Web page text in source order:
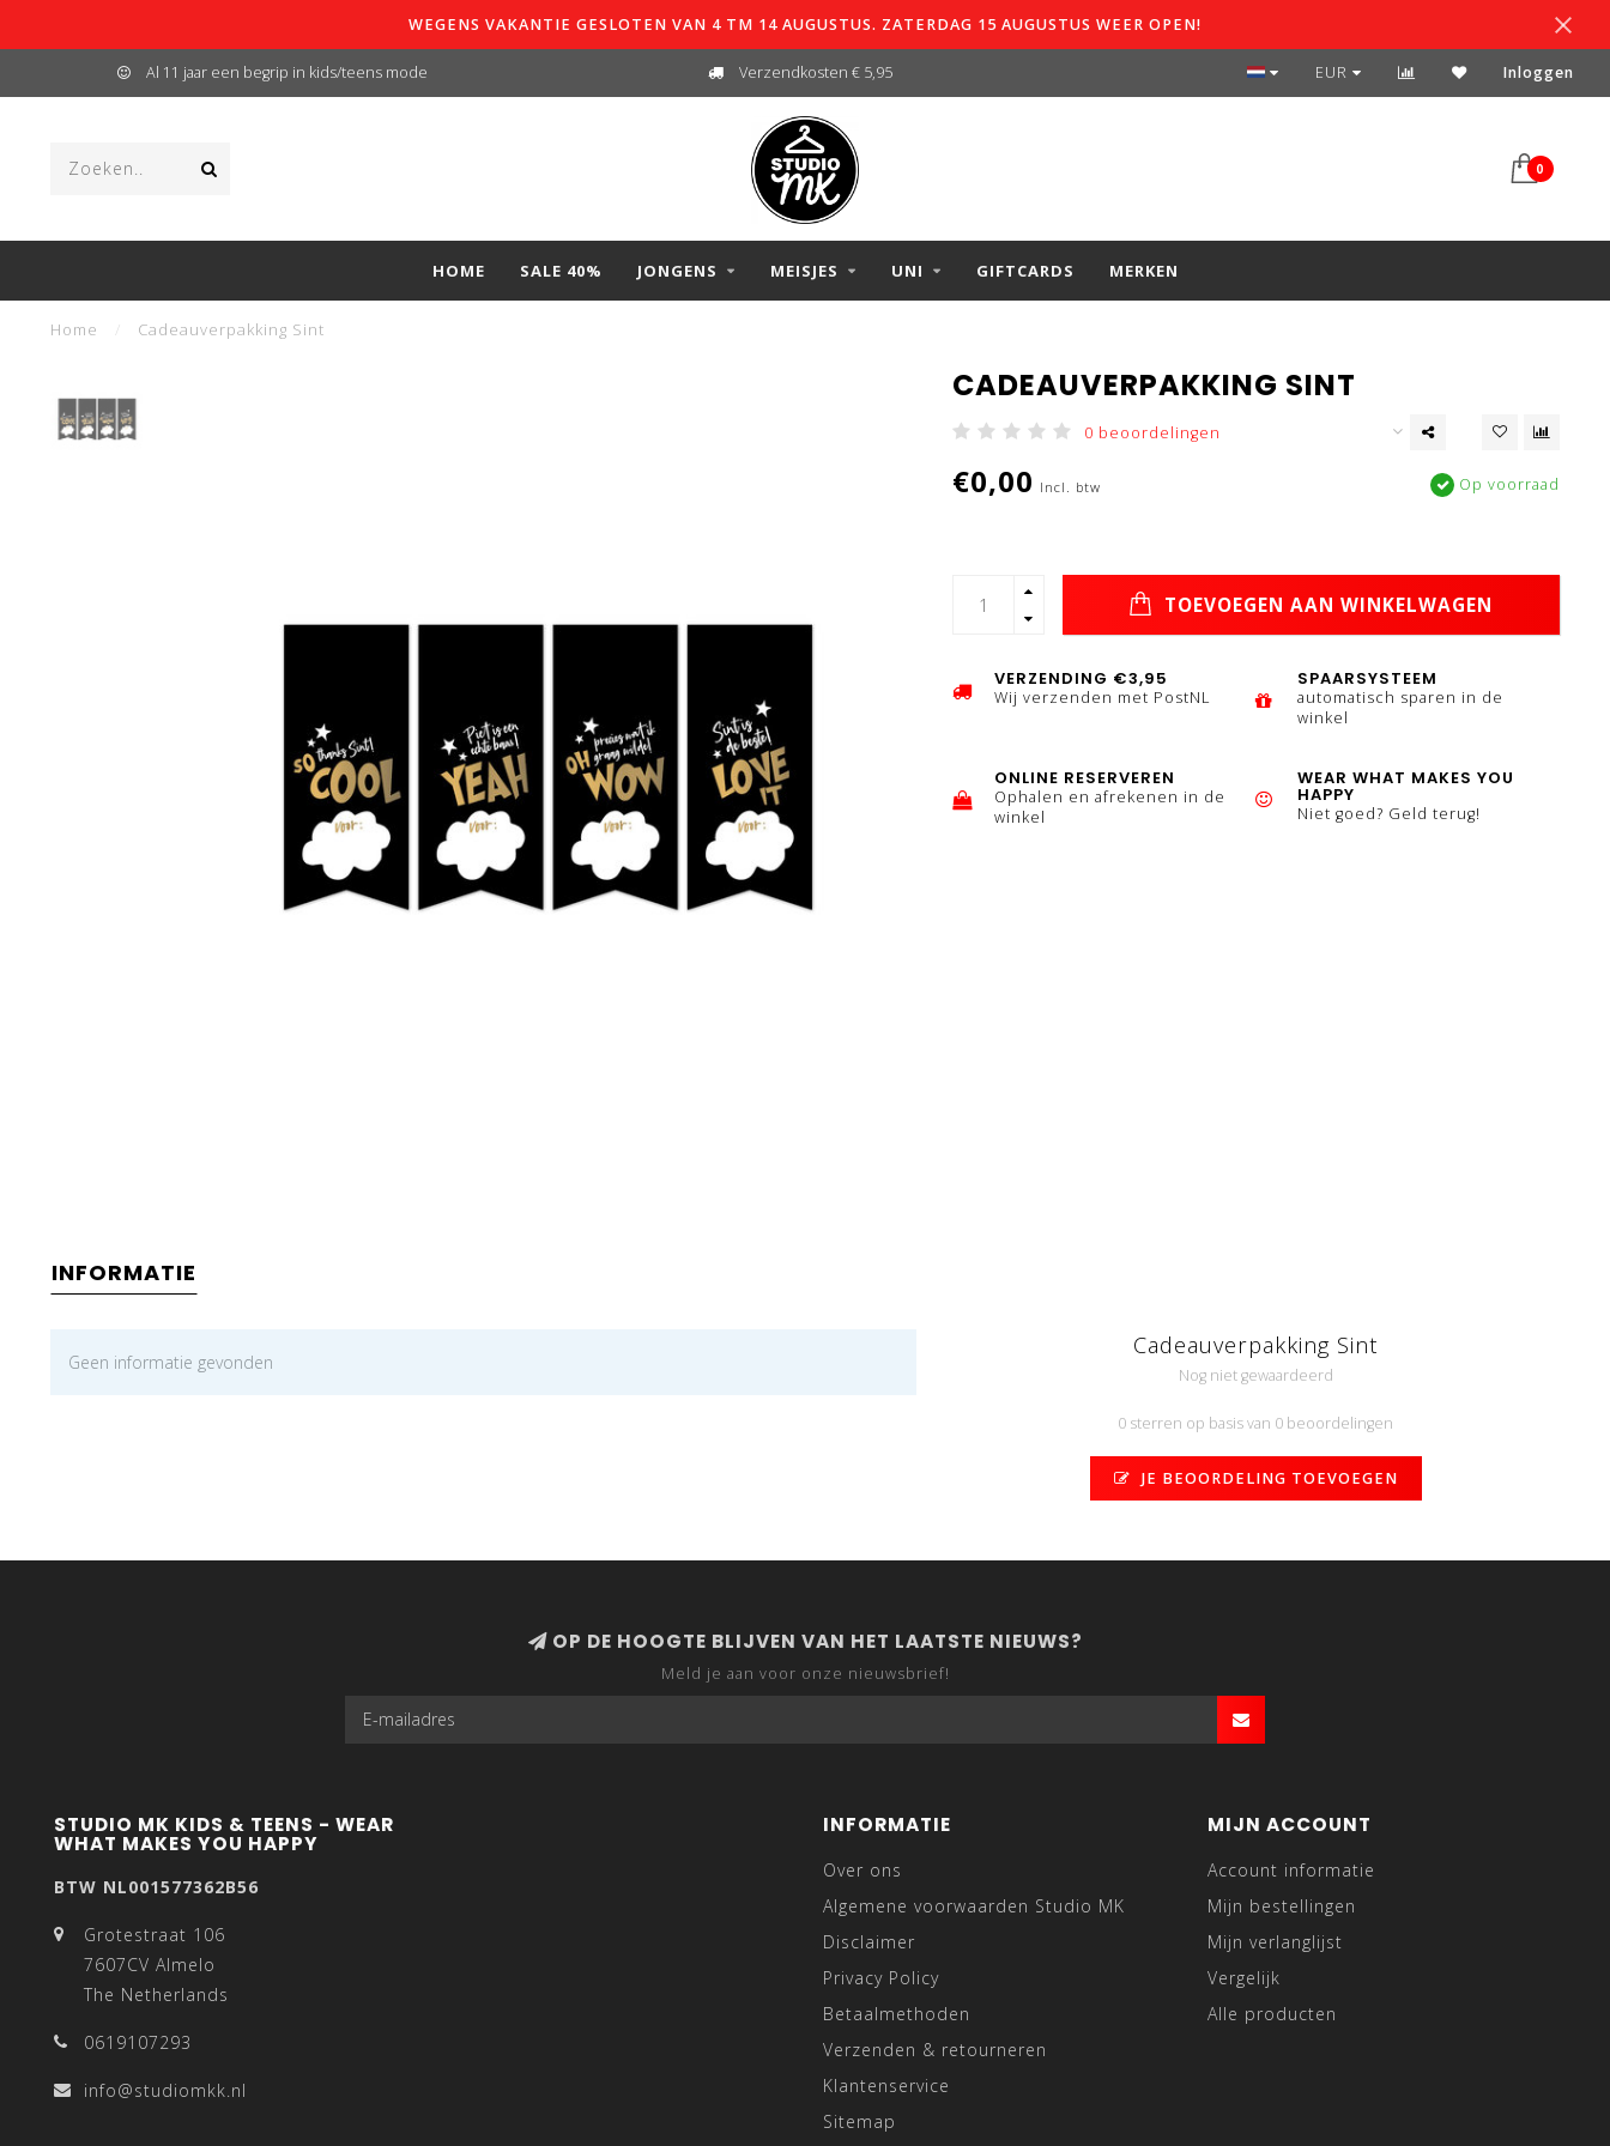
WEGENS VAKANTIE GESLOTEN VAN 4 TM 14 AUGUSTUS. ZATERDAG 15 AUGUSTUS WEER OPEN!
Al 11 jaar een begrip in kids/teens mode Verzendkosten € 5,95 SPAARSYSTEEM
EUR Inloggen
0
HOME SALE 40% JONGENS MEISJES UNI GIFTCARDS MERKEN
Home Cadeauverpakking Sint
CADEAUVERPAKKING SINT
0 beoordelingen
€0,00 Incl. btw Op voorraad
TOEVOEGEN AAN WINKELWAGEN
VERZENDING €3,95
Wij verzenden met PostNL
SPAARSYSTEEM
automatisch sparen in de
winkel
ONLINE RESERVEREN
Ophalen en afrekenen in de
winkel
WEAR WHAT MAKES YOU
HAPPY
Niet goed? Geld terug!
INFORMATIE
Geen informatie gevonden
Cadeauverpakking Sint
Nog niet gewaardeerd
0 sterren op basis van 0 beoordelingen
JE BEOORDELING TOEVOEGEN
OP DE HOOGTE BLIJVEN VAN HET LAATSTE NIEUWS?
Meld je aan voor onze nieuwsbrief!
STUDIO MK KIDS & TEENS - WEAR
WHAT MAKES YOU HAPPY
BTW NL001577362B56
Grotestraat 106
7607CV Almelo
The Netherlands
0619107293
info@studiomkk.nl
INFORMATIE
Over ons
Algemene voorwaarden Studio MK
Disclaimer
Privacy Policy
Betaalmethoden
Verzenden & retourneren
Klantenservice
Sitemap
MIJN ACCOUNT
Account informatie
Mijn bestellingen
Mijn verlanglijst
Vergelijk
Alle producten